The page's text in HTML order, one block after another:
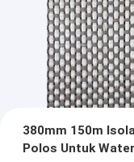
380mm 150m
Polos Untuk